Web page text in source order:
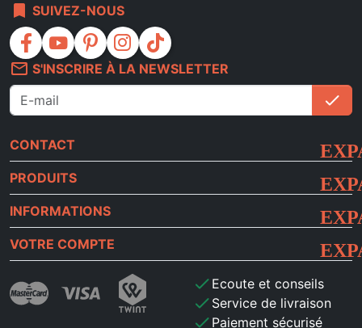
bookmark SUIVEZ-NOUS
facebook youtube pinterest instagram
tiktok
mail_outline S'INSCRIRE À LA NEWSLETTER
check
CONTACT
PRODUITS
INFORMATIONS
VOTRE COMPTE
check Ecoute et conseils
check Service de livraison
check Paiement sécurisé